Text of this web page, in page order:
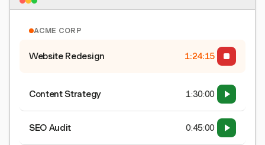
ACME CORP
Website Redesign 1:24:15
Content Strategy 1:30:00
SEO Audit 0:45:00